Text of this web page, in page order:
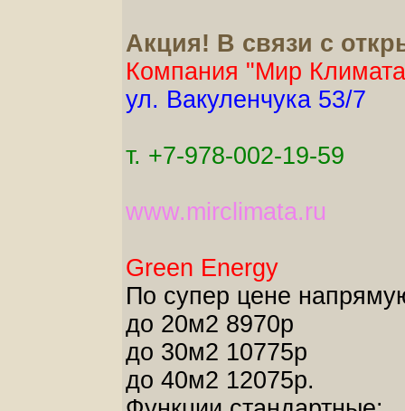
Акция! В связи с
Компания "Мир
ул. Вакуленчука 53/7
т. +7-978-002-19-59
www.mirclimata.ru
Green Energy
По супер цене
до 20м2 8970р
до 30м2 10775р
до 40м2 12075р.